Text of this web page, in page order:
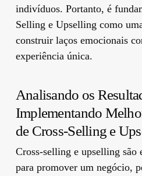
indivíduos. Portanto, é
Selling e Upselling como
construir laços emocionais
experiência única.
Analisando os
Implementando
de Cross-Selling e
Cross-selling e upselling são
para promover um negócio,